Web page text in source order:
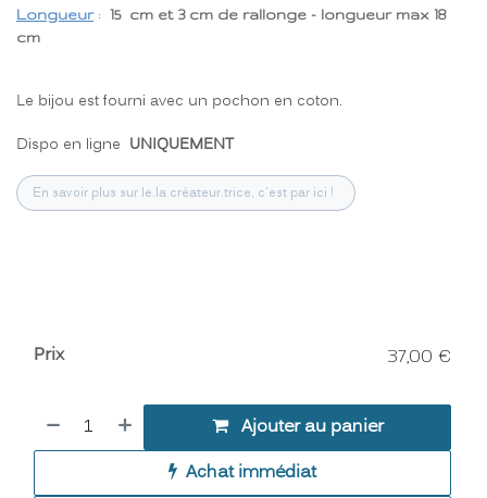
Longueur: 15 cm et 3 cm de rallonge - longueur max 18
cm
Le bijou est fourni avec un pochon en coton.
Dispo en ligne UNIQUEMENT
En savoir plus sur le.la créateur.trice, c'est par ici !
Ajouter au panier
Achat immédiat
Prix 37,00 €